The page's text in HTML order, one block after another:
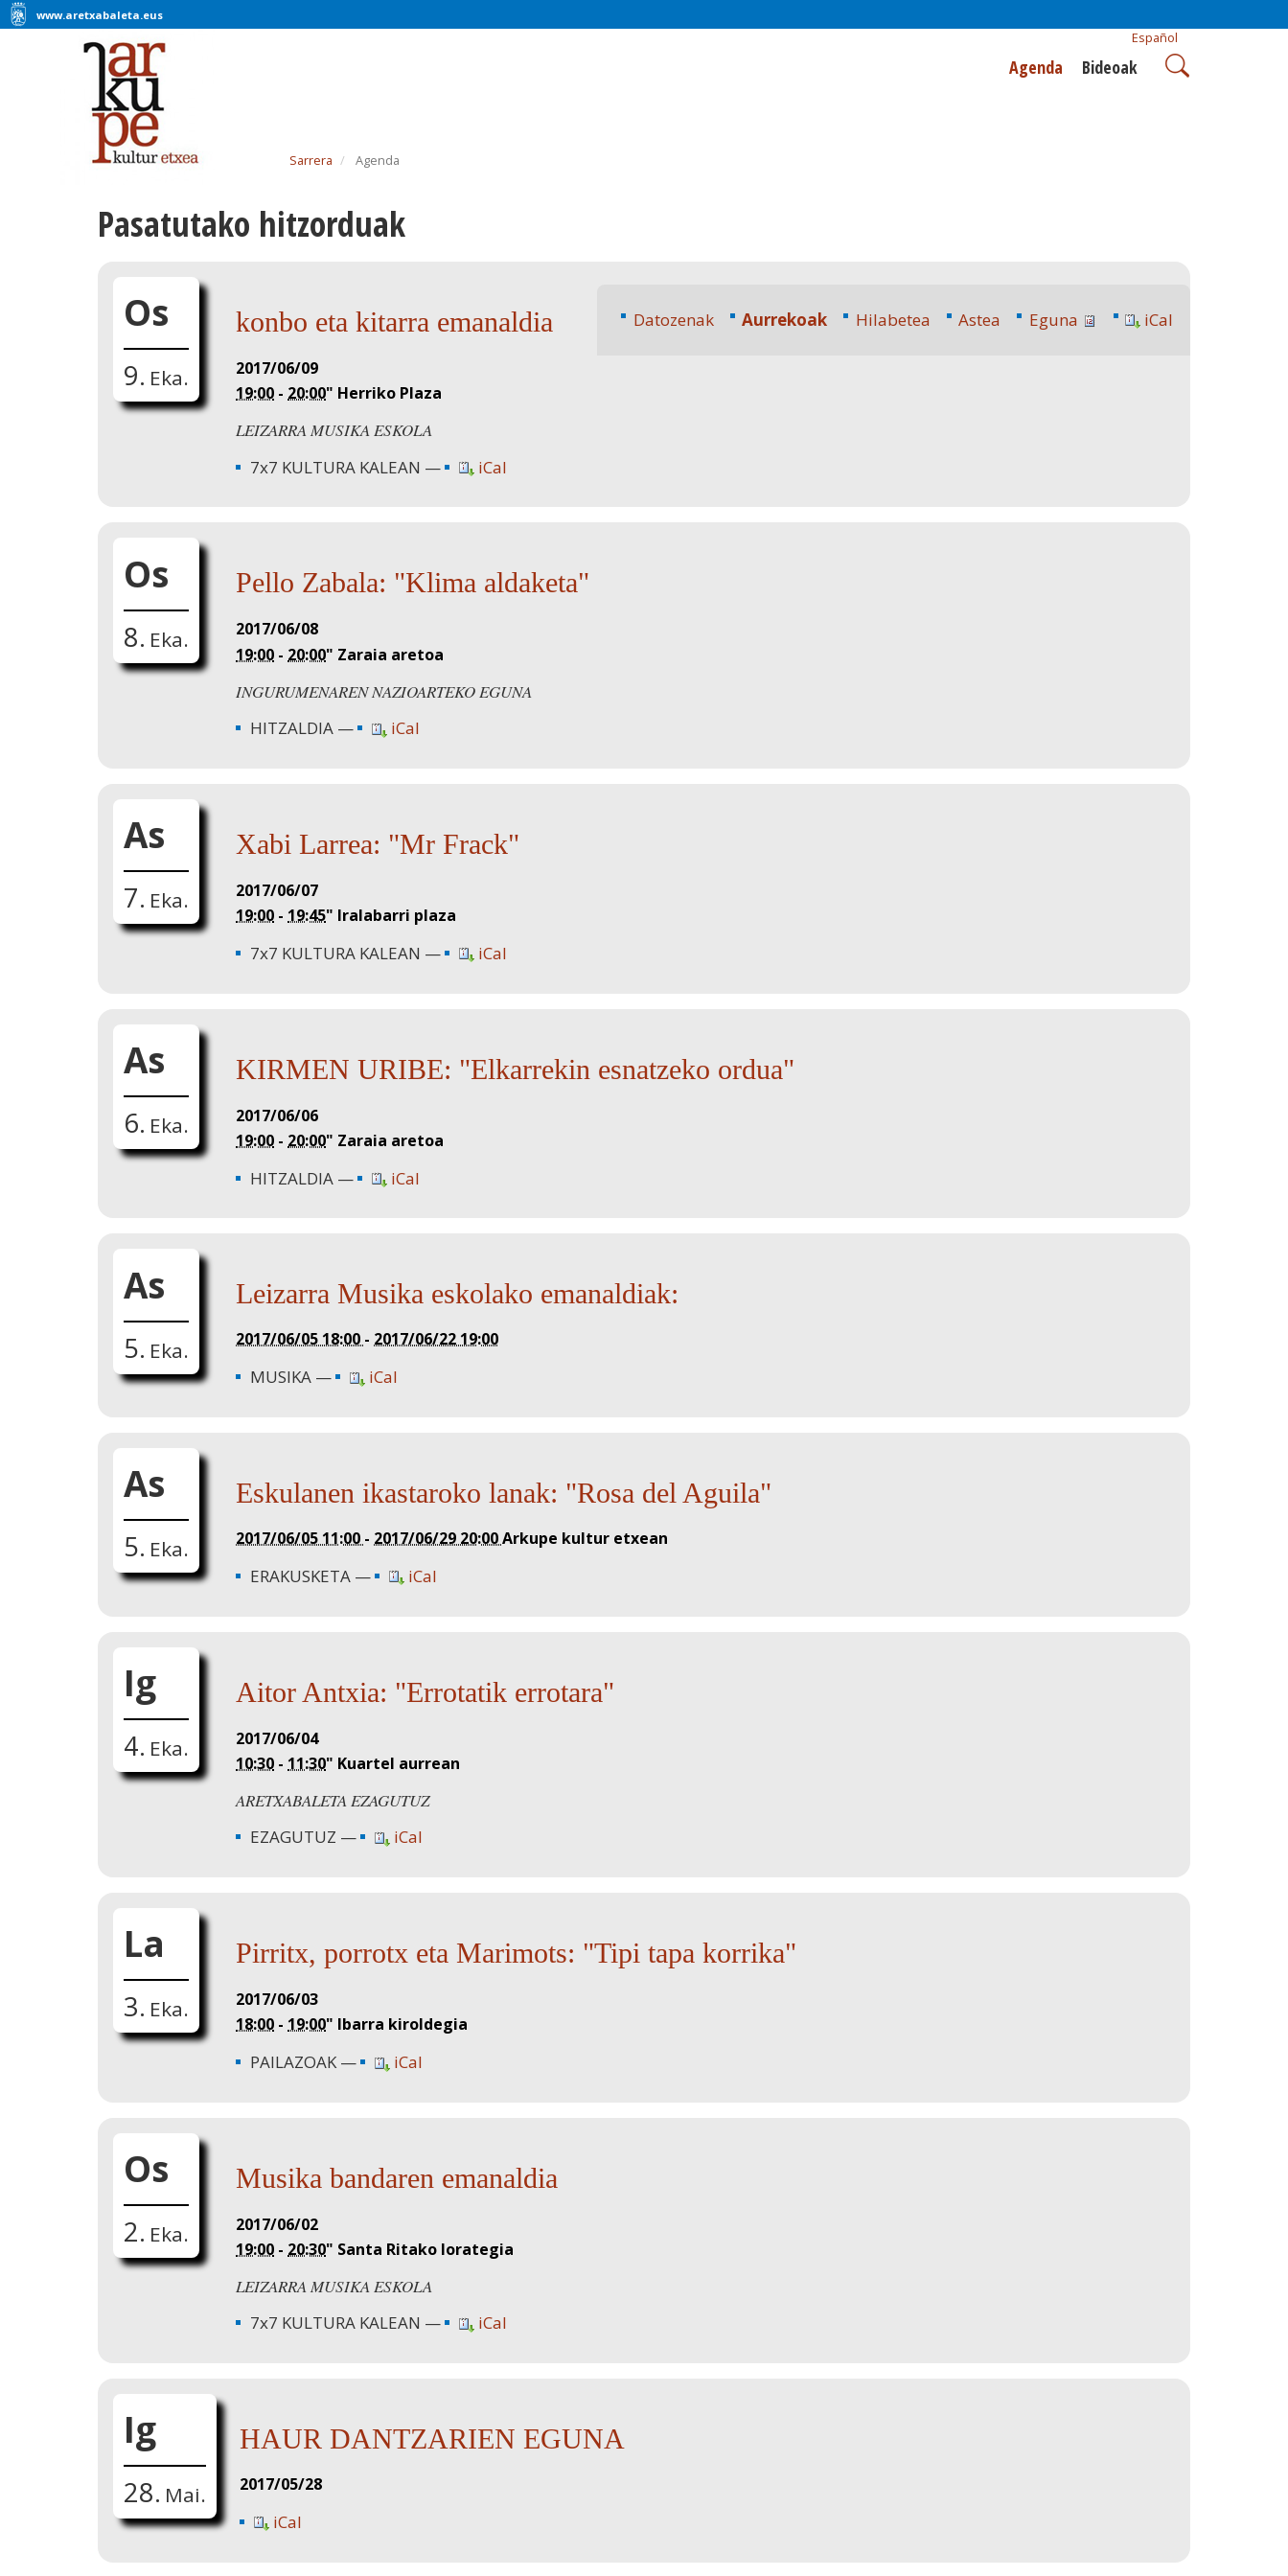
www.aretxabaleta.eus
Español
Agenda Bideoak
Sarrera Agenda
Pasatutako hitzorduak
Datozenak Aurrekoak Hilabetea Astea Eguna iCal
Os
9. Eka.
konbo eta kitarra emanaldia
2017/06/09
19:00 - 20:00" Herriko Plaza
LEIZARRA MUSIKA ESKOLA
7x7 KULTURA KALEAN
iCal
Os
8. Eka.
Pello Zabala: "Klima aldaketa"
2017/06/08
19:00 - 20:00" Zaraia aretoa
INGURUMENAREN NAZIOARTEKO EGUNA
HITZALDIA
iCal
As
7. Eka.
Xabi Larrea: "Mr Frack"
2017/06/07
19:00 - 19:45" Iralabarri plaza
7x7 KULTURA KALEAN iCal
As
6. Eka.
KIRMEN URIBE: "Elkarrekin esnatzeko ordua"
2017/06/06
19:00 - 20:00" Zaraia aretoa
HITZALDIA iCal
As
5. Eka.
Leizarra Musika eskolako emanaldiak:
2017/06/05 18:00 - 2017/06/22 19:00
MUSIKA iCal
As
5. Eka.
Eskulanen ikastaroko lanak: "Rosa del Aguila"
2017/06/05 11:00 - 2017/06/29 20:00Arkupe kultur etxean
ERAKUSKETA iCal
Ig
4. Eka.
Aitor Antxia: "Errotatik errotara"
2017/06/04
10:30 - 11:30" Kuartel aurrean
ARETXABALETA EZAGUTUZ
EZAGUTUZ
iCal
La
3. Eka.
Pirritx, porrotx eta Marimots: "Tipi tapa korrika"
2017/06/03
18:00 - 19:00" Ibarra kiroldegia
PAILAZOAK iCal
Os
2. Eka.
Musika bandaren emanaldia
2017/06/02
19:00 - 20:30" Santa Ritako lorategia
LEIZARRA MUSIKA ESKOLA
7x7 KULTURA KALEAN
iCal
Ig
28. Mai.
HAUR DANTZARIEN EGUNA
2017/05/28
iCal